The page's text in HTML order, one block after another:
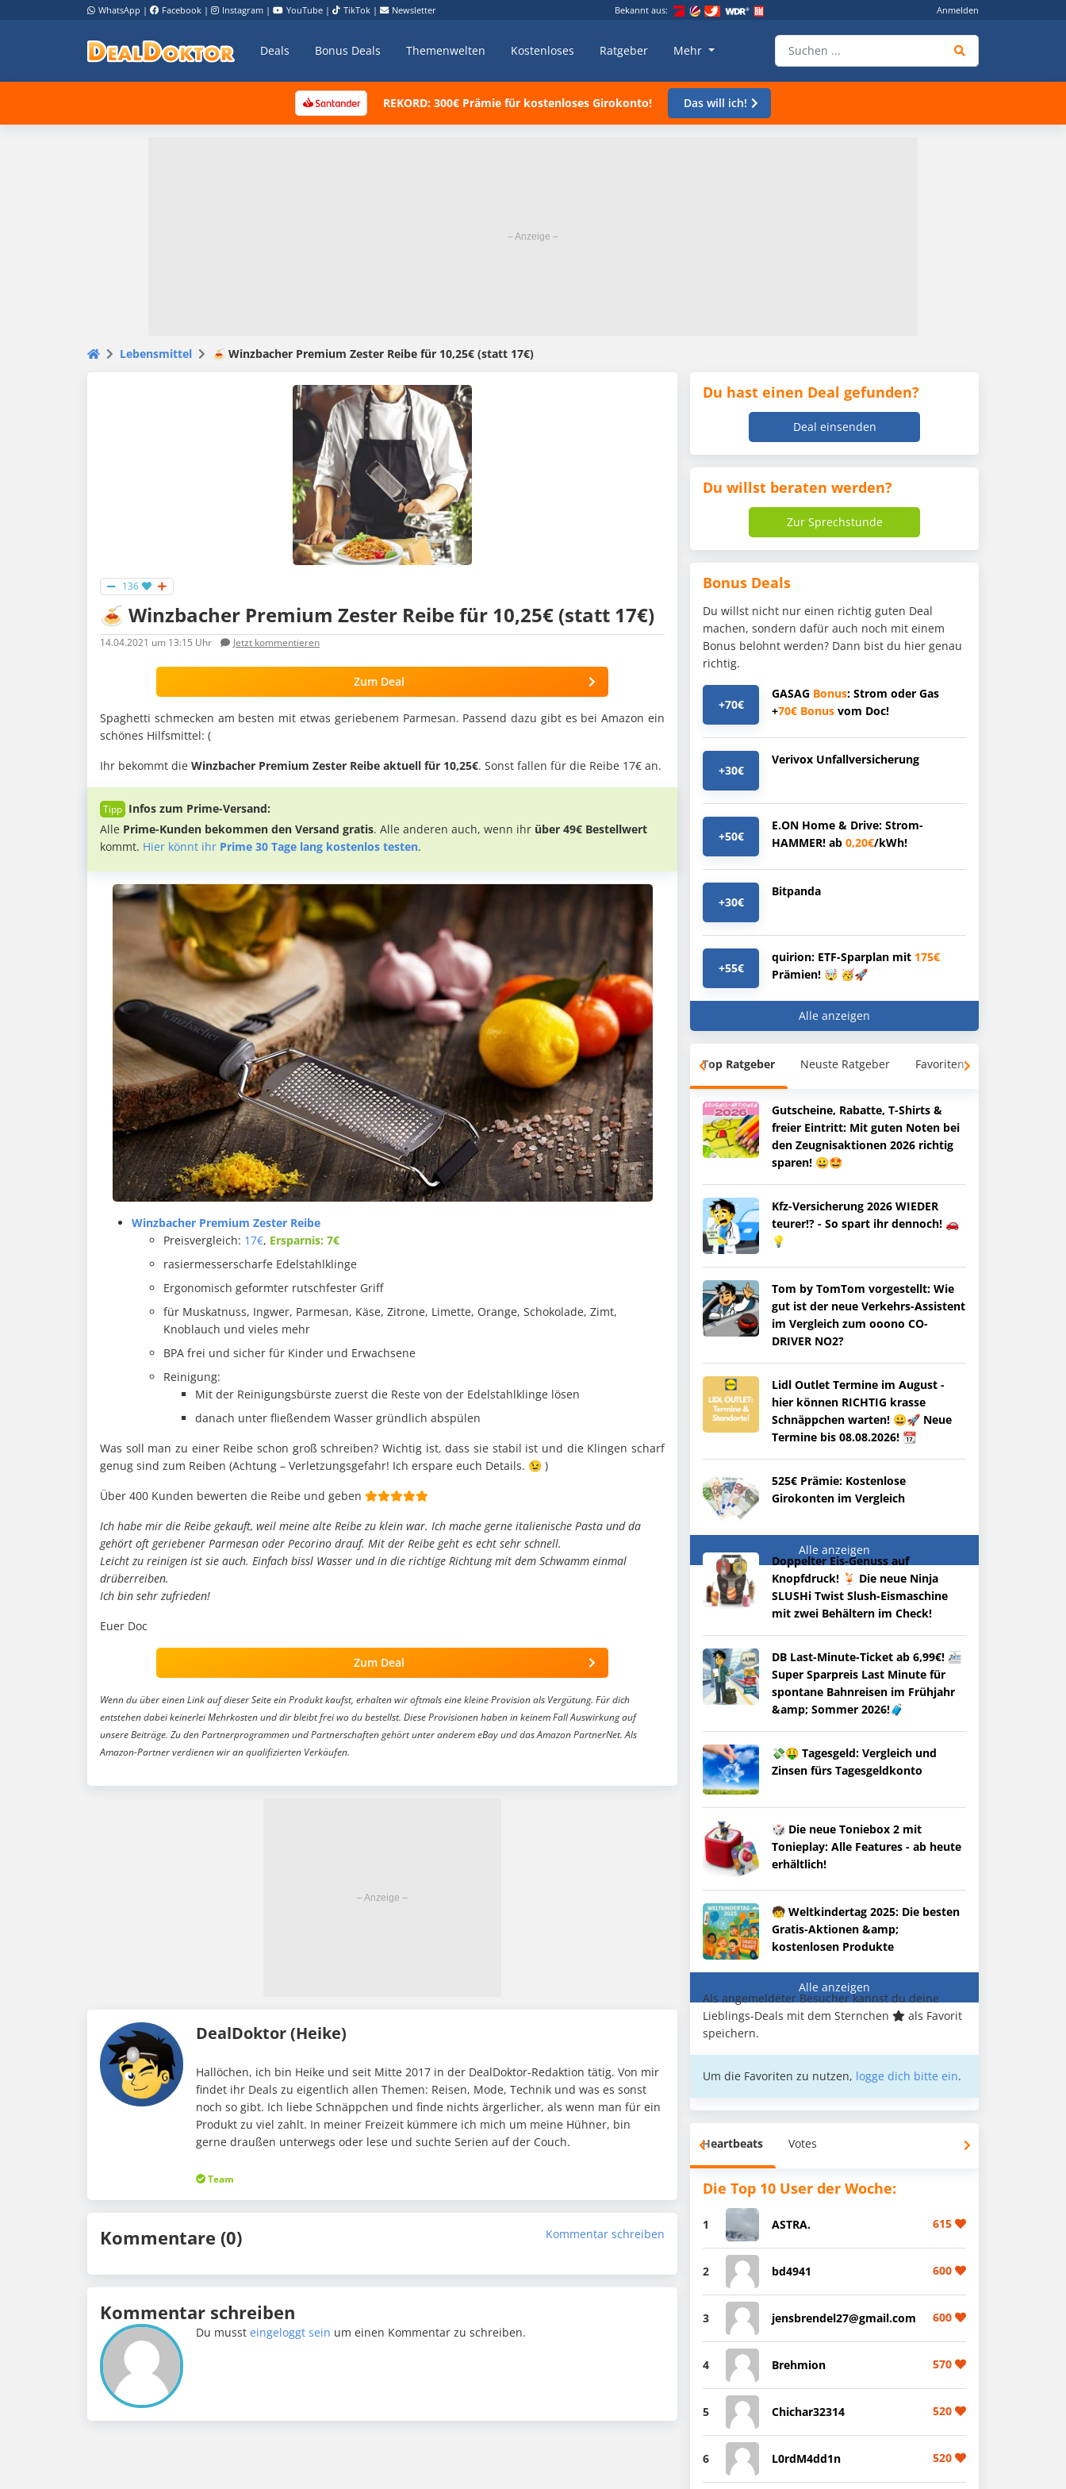
WhatsApp | Facebook | Instagram | YouTube | TikTok | Newsletter Bekannt aus: Anmelden
Deals Bonus Deals Themenwelten Kostenloses Ratgeber Mehr
REKORD: 300€ Prämie für kostenloses Girokonto! Das will ich!
Lebensmittel 🍝 Winzbacher Premium Zester Reibe für 10,25€ (statt 17€)
136
🍝 Winzbacher Premium Zester Reibe für 10,25€ (statt 17€)
14.04.2021 um 13:15 Uhr Jetzt kommentieren
Zum Deal
Spaghetti schmecken am besten mit etwas geriebenem Parmesan. Passend dazu gibt es bei Amazon ein
schönes Hilfsmittel: (
Ihr bekommt die Winzbacher Premium Zester Reibe aktuell für 10,25€. Sonst fallen für die Reibe 17€ an.
Infos zum Prime-Versand:
Alle Prime-Kunden bekommen den Versand gratis. Alle anderen auch, wenn ihr über 49€ Bestellwert
kommt. Hier könnt ihr Prime 30 Tage lang kostenlos testen.
Winzbacher Premium Zester Reibe
Preisvergleich: 17€, Ersparnis: 7€
rasiermesserscharfe Edelstahlklinge
Ergonomisch geformter rutschfester Griff
für Muskatnuss, Ingwer, Parmesan, Käse, Zitrone, Limette, Orange, Schokolade, Zimt,
Knoblauch und vieles mehr
BPA frei und sicher für Kinder und Erwachsene
Reinigung:
Mit der Reinigungsbürste zuerst die Reste von der Edelstahlklinge lösen
danach unter fließendem Wasser gründlich abspülen
Was soll man zu einer Reibe schon groß schreiben? Wichtig ist, dass sie stabil ist und die Klingen scharf
genug sind zum Reiben (Achtung – Verletzungsgefahr! Ich erspare euch Details. 😉 )
Über 400 Kunden bewerten die Reibe und geben
Ich habe mir die Reibe gekauft, weil meine alte Reibe zu klein war. Ich mache gerne italienische Pasta und da
gehört oft geriebener Parmesan oder Pecorino drauf. Mit der Reibe geht es echt sehr schnell.
Leicht zu reinigen ist sie auch. Einfach bissl Wasser und in die richtige Richtung mit dem Schwamm einmal
drüberreiben.
Ich bin sehr zufrieden!
Euer Doc
Zum Deal
Wenn du über einen Link auf dieser Seite ein Produkt kaufst, erhalten wir oftmals eine kleine Provision als Vergütung. Für dich
entstehen dabei keinerlei Mehrkosten und dir bleibt frei wo du bestellst. Diese Provisionen haben in keinem Fall Auswirkung auf
unsere Beiträge. Zu den Partnerprogrammen und Partnerschaften gehört unter anderem eBay und das Amazon PartnerNet. Als
Amazon-Partner verdienen wir an qualifizierten Verkäufen.
DealDoktor (Heike)
Hallöchen, ich bin Heike und seit Mitte 2017 in der DealDoktor-Redaktion tätig. Von mir
findet ihr Deals zu eigentlich allen Themen: Reisen, Mode, Technik und was es sonst
noch so gibt. Ich liebe Schnäppchen und finde nichts ärgerlicher, als wenn man für ein
Produkt zu viel zahlt. In meiner Freizeit kümmere ich mich um meine Hühner, bin
gerne draußen unterwegs oder lese und suchte Serien auf der Couch.
Team
Kommentare (0) Kommentar schreiben
Kommentar schreiben
Du mussteingeloggt sein um einen Kommentar zu schreiben.
Du hast einen Deal gefunden?
Deal einsenden
Du willst beraten werden?
Zur Sprechstunde
Bonus Deals
Du willst nicht nur einen richtig guten Deal
machen, sondern dafür auch noch mit einem
Bonus belohnt werden? Dann bist du hier genau
richtig.
+70€
GASAG Bonus: Strom oder Gas
+70€ Bonus vom Doc!
+30€
Verivox Unfallversicherung
+50€
E.ON Home & Drive: Strom-
HAMMER! ab 0,20€/kWh!
+30€
Bitpanda
+55€
quirion: ETF-Sparplan mit 175€
Prämien! 🤯 🥳🚀
Alle anzeigen
Top Ratgeber Neuste Ratgeber Favoriten
Gutscheine, Rabatte, T-Shirts &
freier Eintritt: Mit guten Noten bei
den Zeugnisaktionen 2026 richtig
sparen! 😀🤩
Kfz-Versicherung 2026 WIEDER
teurer!? - So spart ihr dennoch! 🚗
💡
Tom by TomTom vorgestellt: Wie
gut ist der neue Verkehrs-Assistent
im Vergleich zum ooono CO-
DRIVER NO2?
Lidl Outlet Termine im August -
hier können RICHTIG krasse
Schnäppchen warten! 😀🚀 Neue
Termine bis 08.08.2026! 📆
525€ Prämie: Kostenlose
Girokonten im Vergleich
Alle anzeigen
Doppelter Eis-Genuss auf
Knopfdruck! 🍹 Die neue Ninja
SLUSHi Twist Slush-Eismaschine
mit zwei Behältern im Check!
DB Last-Minute-Ticket ab 6,99€! 🚈
Super Sparpreis Last Minute für
spontane Bahnreisen im Frühjahr
&amp; Sommer 2026!🧳
💸🤑 Tagesgeld: Vergleich und
Zinsen fürs Tagesgeldkonto
🎲 Die neue Toniebox 2 mit
Tonieplay: Alle Features - ab heute
erhältlich!
🧒 Weltkindertag 2025: Die besten
Gratis-Aktionen &amp;
kostenlosen Produkte
Alle anzeigen
Als angemeldeter Besucher kannst du deine
Lieblings-Deals mit dem Sternchen
als Favorit
speichern.
Um die Favoriten zu nutzen, logge dich bitte ein.
Heartbeats Votes
Die Top 10 User der Woche:
1 ASTRA. 615
2 bd4941 600
3 jensbrendel27@gmail.com 600
4 Brehmion 570
5 Chichar32314 520
6 L0rdM4dd1n 520